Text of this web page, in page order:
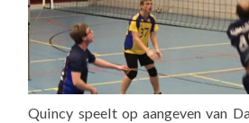
Quincy speelt op aangeven van